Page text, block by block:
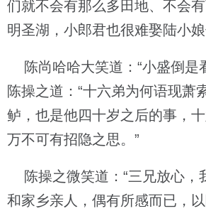
们就不会有那么多田地、不会
明圣湖，小郎君也很难娶陆小
陈尚哈哈大笑道：“小盛倒是
陈操之道：“十六弟为何语现萧
鲈，也是他四十岁之后的事，
万不可有招隐之思。”
陈操之微笑道：“三兄放心，
和家乡亲人，偶有所感而已，